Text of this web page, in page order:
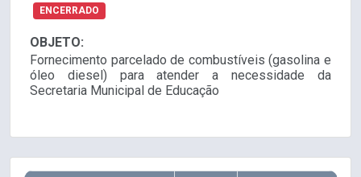
ENCERRADO
OBJETO:
Fornecimento parcelado de combustíveis (gasolina e
óleo diesel) para atender a necessidade da
Secretaria Municipal de Educação